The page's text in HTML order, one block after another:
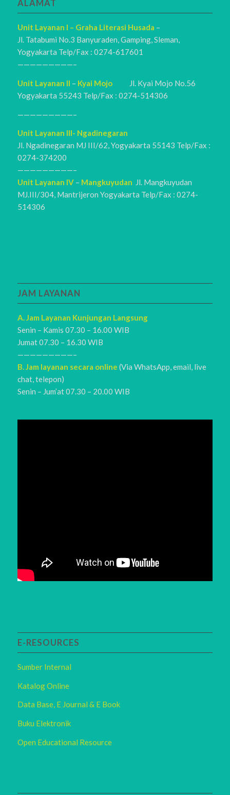
ALAMAT
Unit Layanan I – Graha Literasi Husada –
Jl. Tatabumi No.3 Banyuraden, Gamping, Sleman,
Yogyakarta Telp/Fax : 0274-617601
—————————–
Unit Layanan II – Kyai MojoJl. Kyai Mojo No.56
Yogyakarta 55243 Telp/Fax : 0274-514306
—————————–
Unit Layanan III- Ngadinegaran
Jl. Ngadinegaran MJ III/62, Yogyakarta 55143 Telp/Fax :
0274-374200
—————————–
Unit Layanan IV– Mangkuyudan Jl. Mangkuyudan
MJ.III/304, Mantrijeron Yogyakarta Telp/Fax : 0274-
514306
JAM LAYANAN
A. Jam Layanan Kunjungan Langsung
Senin – Kamis 07.30 – 16.00 WIB
Jumat 07.30 – 16.30 WIB
—————————–
B. Jam layanan secara online (Via WhatsApp, email, live
chat, telepon)
Senin – Jum’at 07.30 – 20.00 WIB
E-RESOURCES
Sumber Internal
Katalog Online
Data Base, E Journal & E Book
Buku Elektronik
Open Educational Resource